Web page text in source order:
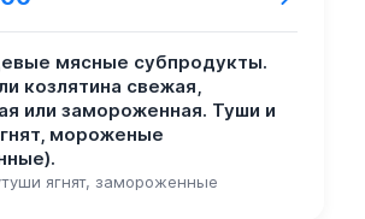
мясные субпродукты.
козлятина свежая,
или замороженная. Туши и
мороженые
ягнят, замороженные